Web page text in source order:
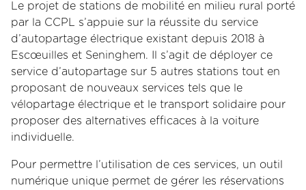
Le projet de stations de mobilité en milieu rural porté
par la CCPL s’appuie sur la réussite du service
d’autopartage électrique existant depuis 2018 à
Escœuilles et Seninghem. Il s’agit de déployer ce
service d’autopartage sur 5 autres stations tout en
proposant de nouveaux services tels que le
vélopartage électrique et le transport solidaire pour
proposer des alternatives efficaces à la voiture
individuelle.
Pour permettre l’utilisation de ces services, un outil
numérique unique permet de gérer les réservations